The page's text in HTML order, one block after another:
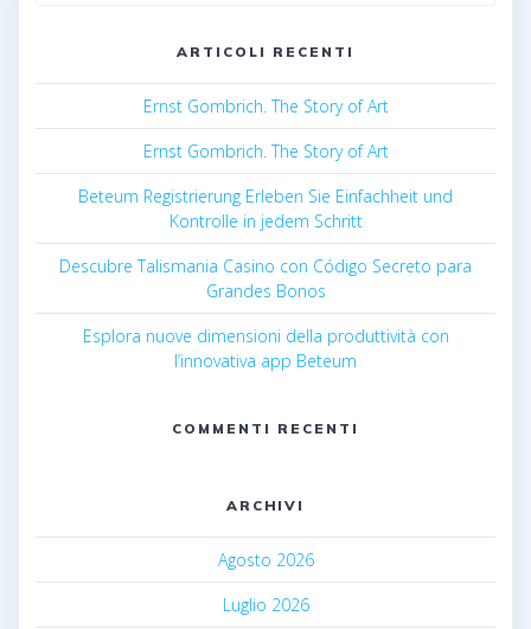
ARTICOLI RECENTI
Ernst Gombrich. The Story of Art
Ernst Gombrich. The Story of Art
Beteum Registrierung Erleben Sie Einfachheit und
Kontrolle in jedem Schritt
Descubre Talismania Casino con Código Secreto para
Grandes Bonos
Esplora nuove dimensioni della produttività con
l’innovativa app Beteum
COMMENTI RECENTI
ARCHIVI
Agosto 2026
Luglio 2026